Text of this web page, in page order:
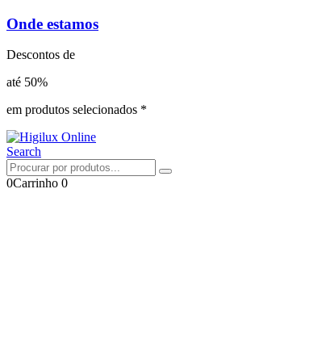
Onde estamos
Descontos de
até 50%
em produtos selecionados *
Search
0Carrinho 0